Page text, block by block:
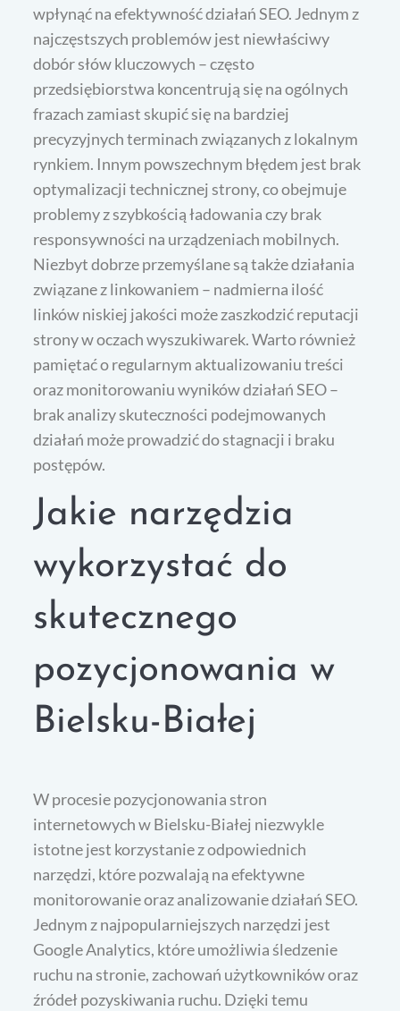
wpłynąć na efektywność działań SEO. Jednym z
najczęstszych problemów jest niewłaściwy
dobór słów kluczowych – często
przedsiębiorstwa koncentrują się na ogólnych
frazach zamiast skupić się na bardziej
precyzyjnych terminach związanych z lokalnym
rynkiem. Innym powszechnym błędem jest brak
optymalizacji technicznej strony, co obejmuje
problemy z szybkością ładowania czy brak
responsywności na urządzeniach mobilnych.
Niezbyt dobrze przemyślane są także działania
związane z linkowaniem – nadmierna ilość
linków niskiej jakości może zaszkodzić reputacji
strony w oczach wyszukiwarek. Warto również
pamiętać o regularnym aktualizowaniu treści
oraz monitorowaniu wyników działań SEO –
brak analizy skuteczności podejmowanych
działań może prowadzić do stagnacji i braku
postępów.
Jakie narzędzia
wykorzystać do
skutecznego
pozycjonowania w
Bielsku-Białej
W procesie pozycjonowania stron
internetowych w Bielsku-Białej niezwykle
istotne jest korzystanie z odpowiednich
narzędzi, które pozwalają na efektywne
monitorowanie oraz analizowanie działań SEO.
Jednym z najpopularniejszych narzędzi jest
Google Analytics, które umożliwia śledzenie
ruchu na stronie, zachowań użytkowników oraz
źródeł pozyskiwania ruchu. Dzięki temu